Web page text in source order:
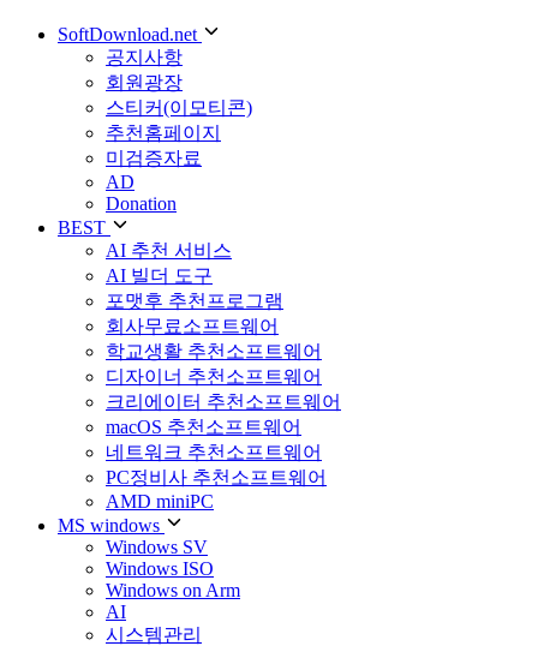
SoftDownload.net
공지사항
회원광장
스티커(이모티콘)
추천홈페이지
미검증자료
AD
Donation
BEST
AI 추천 서비스
AI 빌더 도구
포맷후 추천프로그램
회사무료소프트웨어
학교생활 추천소프트웨어
디자이너 추천소프트웨어
크리에이터 추천소프트웨어
macOS 추천소프트웨어
네트워크 추천소프트웨어
PC정비사 추천소프트웨어
AMD miniPC
MS windows
Windows SV
Windows ISO
Windows on Arm
AI
시스템관리